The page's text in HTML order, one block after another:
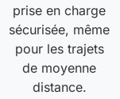
prise en charge
sécurisée, même
pour les trajets
de moyenne
distance.